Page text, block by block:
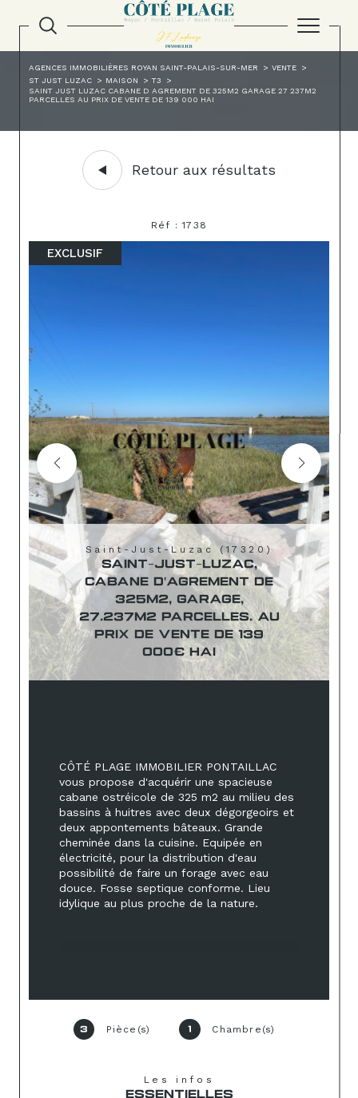
AGENCES IMMOBILIÈRES ROYAN SAINT-PALAIS-SUR-MER
VENTE
ST JUST LUZAC
MAISON
T3
SAINT JUST LUZAC CABANE D AGREMENT DE 325M2 GARAGE 27 237M2
PARCELLES AU PRIX DE VENTE DE 139 000 HAI
Retour aux résultats
Réf : 1738
EXCLUSIF
Saint-Just-Luzac (17320)
SAINT-JUST-LUZAC,
CABANE D'AGREMENT DE
325M2, GARAGE,
27.237M2 PARCELLES. AU
PRIX DE VENTE DE 139
000€ HAI
3 Pièce(s) 1 Chambre(s)
Les infos
ESSENTIELLES
CÔTÉ PLAGE IMMOBILIER PONTAILLAC
vous propose d'acquérir une spacieuse
cabane ostréicole de 325 m2 au milieu des
bassins à huitres avec deux dégorgeoirs et
deux appontements bâteaux. Grande
cheminée dans la cuisine. Equipée en
électricité, pour la distribution d'eau
possibilité de faire un forage avec eau
douce. Fosse septique conforme. Lieu
idylique au plus proche de la nature.